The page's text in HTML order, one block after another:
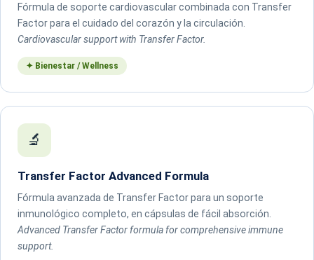
Fórmula de soporte cardiovascular combinada con Transfer
Factor para el cuidado del corazón y la circulación.
Cardiovascular support with Transfer Factor.
✦ Bienestar / Wellness
🔬
Transfer Factor Advanced Formula
Fórmula avanzada de Transfer Factor para un soporte
inmunológico completo, en cápsulas de fácil absorción.
Advanced Transfer Factor formula for comprehensive immune
support.